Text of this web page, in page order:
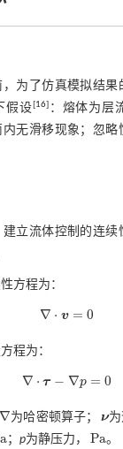
为了仿真模拟结果
假设[16]：熔体为层
无滑移现象；忽略
立流体控制的连续
方程为：
∇ ⋅ v = 0
∇ =0
程为：
∇ ⋅ τ − ∇p = 0
∇ -∇ 0
∇
∇ 为哈密顿算子； ν
ν 为
a； p为静压力， Pa
Pa 。